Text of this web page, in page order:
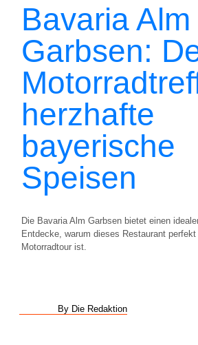
Bavaria Alm
Garbsen:
herzhafte
bayerische
Speisen
Die Bavaria Alm Garbsen bietet einen
Entdecke, warum dieses Restaurant
Motorradtour ist.
By Die Redaktion